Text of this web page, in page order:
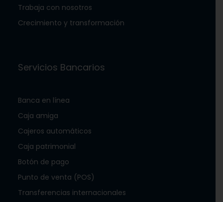
Trabaja con nosotros
Crecimiento y transformación
Servicios Bancarios
Banca en línea
Caja amiga
Cajeros automáticos
Caja patrimonial
Botón de pago
Punto de venta (POS)
Transferencias internacionales